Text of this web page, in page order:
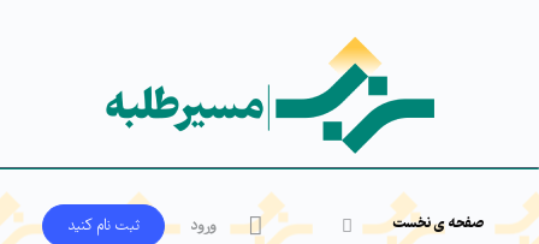
صفحه ی نخست ورود ثبت‌ نام کنید